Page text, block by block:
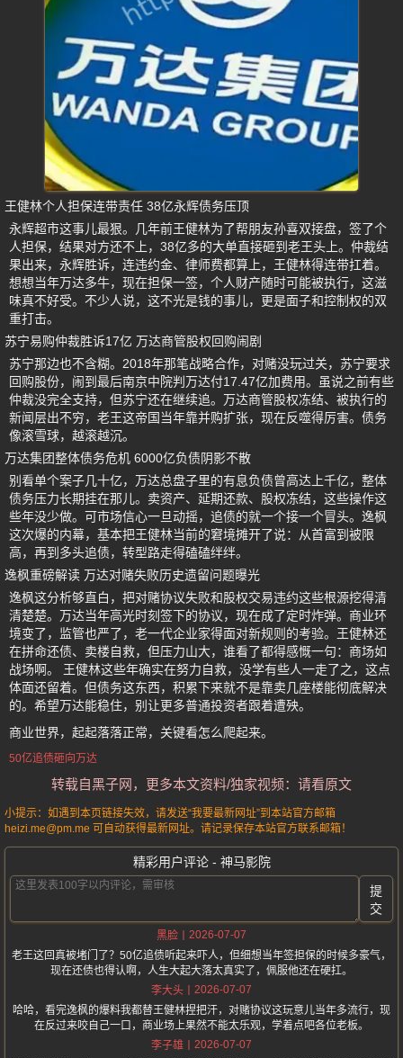
王健林个人担保连带责任 38亿永辉债务压顶
永辉超市这事儿最狠。几年前王健林为了帮朋友孙喜双接盘，签了个
人担保，结果对方还不上，38亿多的大单直接砸到老王头上。仲裁结
果出来，永辉胜诉，连违约金、律师费都算上，王健林得连带扛着。
想想当年万达多牛，现在担保一签，个人财产随时可能被执行，这滋
味真不好受。不少人说，这不光是钱的事儿，更是面子和控制权的双
重打击。
苏宁易购仲裁胜诉17亿 万达商管股权回购闹剧
苏宁那边也不含糊。2018年那笔战略合作，对赌没玩过关，苏宁要求
回购股份，闹到最后南京中院判万达付17.47亿加费用。虽说之前有些
仲裁没完全支持，但苏宁还在继续追。万达商管股权冻结、被执行的
新闻层出不穷，老王这帝国当年靠并购扩张，现在反噬得厉害。债务
像滚雪球，越滚越沉。
万达集团整体债务危机 6000亿负债阴影不散
别看单个案子几十亿，万达总盘子里的有息负债曾高达上千亿，整体
债务压力长期挂在那儿。卖资产、延期还款、股权冻结，这些操作这
些年没少做。可市场信心一旦动摇，追债的就一个接一个冒头。逸枫
这次爆的内幕，基本把王健林当前的窘境摊开了说：从首富到被限
高，再到多头追债，转型路走得磕磕绊绊。
逸枫重磅解读 万达对赌失败历史遗留问题曝光
逸枫这分析够直白，把对赌协议失败和股权交易违约这些根源挖得清
清楚楚。万达当年高光时刻签下的协议，现在成了定时炸弹。商业环
境变了，监管也严了，老一代企业家得面对新规则的考验。王健林还
在拼命还债、卖楼自救，但压力山大，谁看了都得感慨一句：商场如
战场啊。 王健林这些年确实在努力自救，没学有些人一走了之，这点
体面还留着。但债务这东西，积累下来就不是靠卖几座楼能彻底解决
的。希望万达能稳住，别让更多普通投资者跟着遭殃。
商业世界，起起落落正常，关键看怎么爬起来。
50亿追债砸向万达
转载自黑子网，更多本文资料/独家视频：请看原文
小提示：如遇到本页链接失效，请发送“我要最新网址”到本站官方邮箱
heizi.me@pm.me 可自动获得最新网址。请记录保存本站官方联系邮箱！
精彩用户评论 - 神马影院
提
交
黑脸
2026-07-07
老王这回真被堵门了？50亿追债听起来吓人，但细想当年签担保的时候多豪气，
现在还债也得认啊，人生大起大落太真实了，佩服他还在硬扛。
李大头
2026-07-07
哈哈，看完逸枫的爆料我都替王健林捏把汗，对赌协议这玩意儿当年多流行，现
在反过来咬自己一口，商业场上果然不能太乐观，学着点吧各位老板。
李子雄
2026-07-07